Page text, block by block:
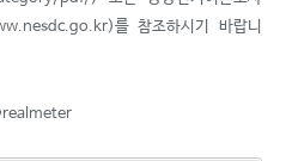
를 참조하시기 바랍니